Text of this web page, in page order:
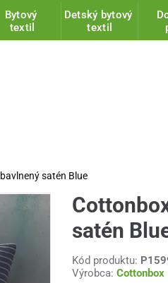
Bytový
textil
Detský bytový
textil
satén Blue
satén
Kód produktu:
Výrobca: Cottonbox